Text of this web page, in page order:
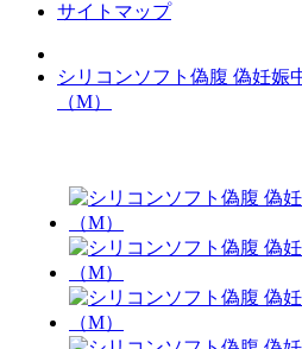
サイトマップ
シリコンソフト偽腹 偽妊娠
（M）